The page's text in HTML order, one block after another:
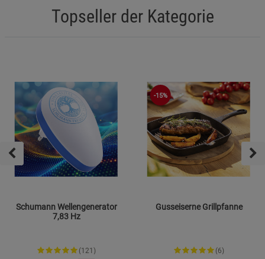
Topseller der Kategorie
Schumann Wellengenerator
7,83 Hz
(121)
-15%
Gusseiserne Grillpfanne
(6)